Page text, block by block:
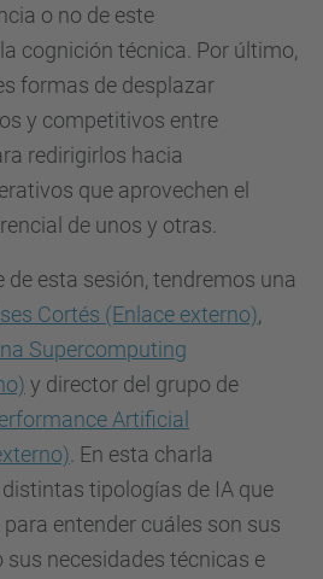
o no de este
cognición técnica. Por último,
formas de desplazar
y competitivos entre
redirigirlos hacia
que aprovechen el
de unos y otras.
de esta sesión, tendremos una
Cortés (Enlace externo),
Supercomputing
y director del grupo de
Artificial
. En esta charla
tipologías de IA que
para entender cuáles son sus
necesidades técnicas e